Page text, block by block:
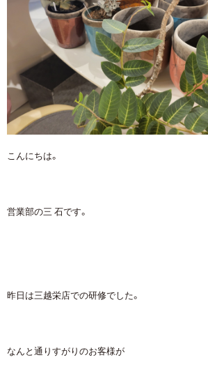
こんにちは。
営業部の三 石です。
昨日は三越栄店での研修でした。
なんと通りすがりのお客様が